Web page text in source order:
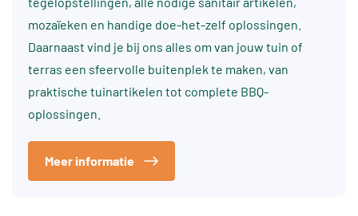
mozaïeken en handige doe-het-zelf oplossingen.
Daarnaast vind je bij ons alles om van jouw tuin of
terras een sfeervolle buitenplek te maken, van
praktische tuinartikelen tot complete BBQ-
oplossingen.
Meer informatie